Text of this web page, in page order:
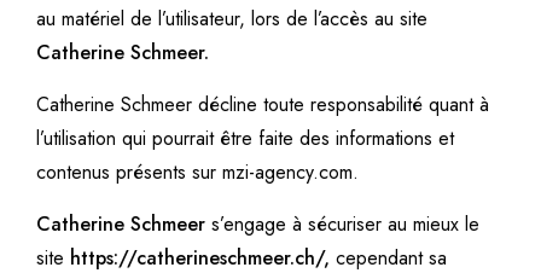
au matériel de l’utilisateur, lors de l’accès au site
Catherine Schmeer.
Catherine Schmeer décline toute responsabilité quant à
l’utilisation qui pourrait être faite des informations et
contenus présents sur mzi-agency.com.
Catherine Schmeer s’engage à sécuriser au mieux le
site https://catherineschmeer.ch/, cependant sa